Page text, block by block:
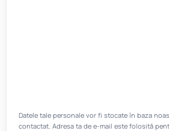
Datele tale personale vor fi stocate în baza
contactat. Adresa ta de e-mail este folosită